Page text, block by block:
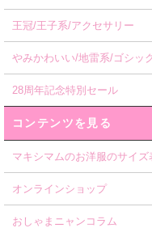
王冠/王子系/アクセサリー
やみかわいい/地雷系/ゴシッ
28周年記念特別セール
コンテンツを見る
マキシマムのお洋服のサイズ
オンラインショップ
おしゃまニャンコラム